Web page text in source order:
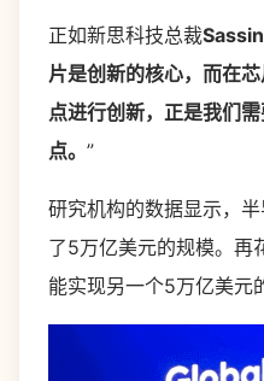
正如新思科技总裁
片是创新的核心，而在
点进行创新，正是我们
点。 ”
研究机构的数据显示，
了5万亿美元的规模。再
能实现另一个5万亿美元